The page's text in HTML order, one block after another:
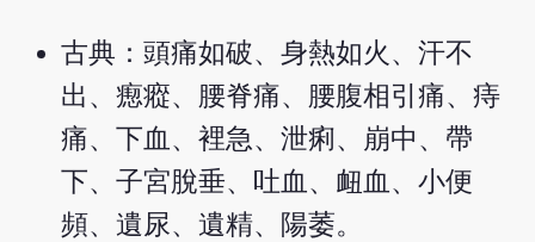
古典：頭痛如破、身熱如火、汗不
出、瘛瘲、腰脊痛、腰腹相引痛、痔
痛、下血、裡急、泄痢、崩中、帶
下、子宮脫垂、吐血、衄血、小便
頻、遺尿、遺精、陽萎。